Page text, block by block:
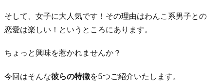
そして、女子に大人気です！その理由はわんこ系男子との
恋愛は楽しい！というところにあります。
ちょっと興味を惹かれませんか？
今回はそんな彼らの特徴を5つご紹介いたします。